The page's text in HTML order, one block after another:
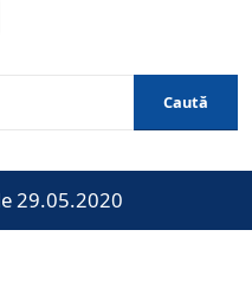
Caută
29.05.2020